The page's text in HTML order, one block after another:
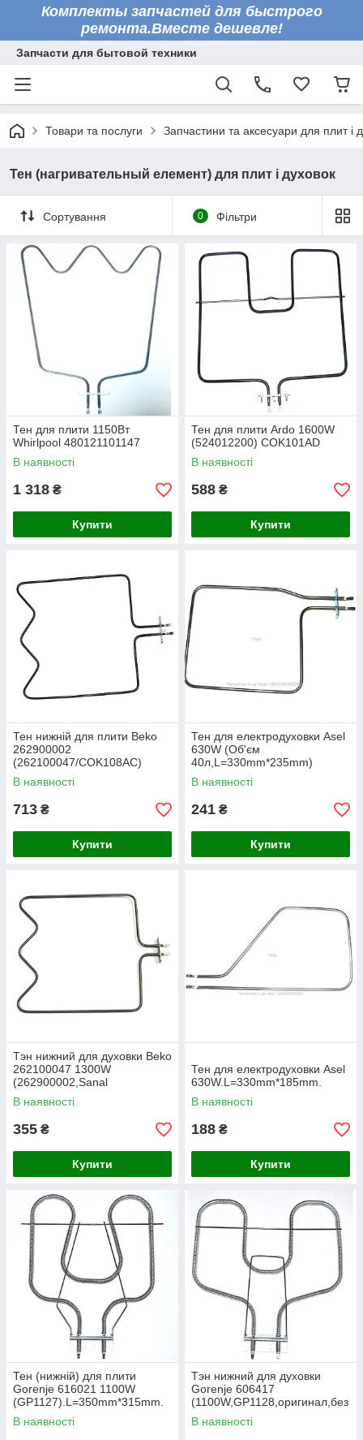
Комплекты запчастей для быстрого
ремонта.Вместе дешевле!
Запчасти для бытовой техники
Товари та послуги Запчастини та аксесуари для плит і
Тен (нагривательный елемент) для плит і духовок
Сортування 0 Фільтри
Тен для плити 1150Вт
Whirlpool 480121101147
В наявності
1 318 ₴
Купити
Тен для плити Ardo 1600W
(524012200) COK101AD
В наявності
588 ₴
Купити
Тен нижній для плити Beko
262900002
(262100047/COK108AC)
В наявності
713 ₴
Купити
Тен для електродуховки Asel
630W (Об'єм
40л,L=330mm*235mm)
В наявності
241 ₴
Купити
Тэн нижний для духовки Beko
262100047 1300W
(262900002,Sanal
330*285mm)
В наявності
355 ₴
Купити
Тен для електродуховки Asel
630W.L=330mm*185mm.
В наявності
188 ₴
Купити
Тен (нижній) для плити
Gorenje 616021 1100W
(GP1127).L=350mm*315mm.
В наявності
Тэн нижний для духовки
Gorenje 606417
(1100W,GP1128,оригинал,без
упаковки)
В наявності